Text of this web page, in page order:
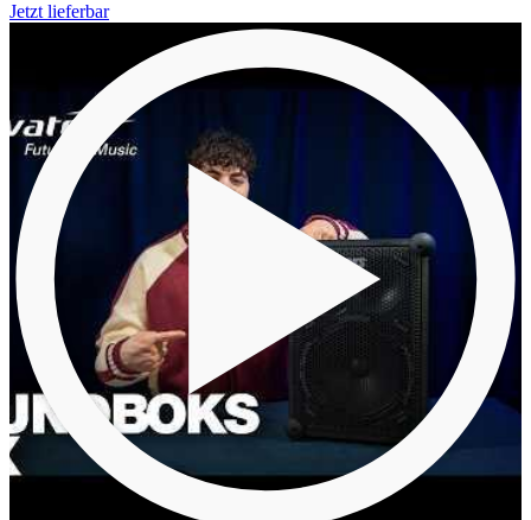
Jetzt lieferbar